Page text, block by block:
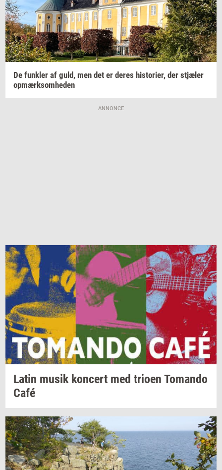
De funk­ler af guld, men det er deres hi­sto­ri­er, der stjæ­ler
op­mærk­som­he­den
ANNONCE
Latin musik kon­cert med trio­en To­man­do
Café